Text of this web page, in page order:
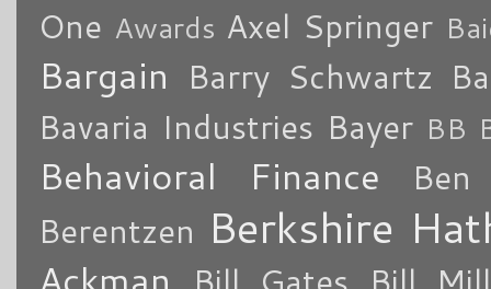
One Awards Axel Springer
Bargain Barry Schwartz
Bavaria Industries Bayer BB
Behavioral Finance
Berentzen Berkshire